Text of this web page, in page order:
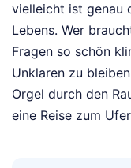
vielleicht ist genau
Lebens. Wer
Fragen so schön
Unklaren zu
Orgel durch den
eine Reise zum